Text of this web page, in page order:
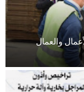
والعمال